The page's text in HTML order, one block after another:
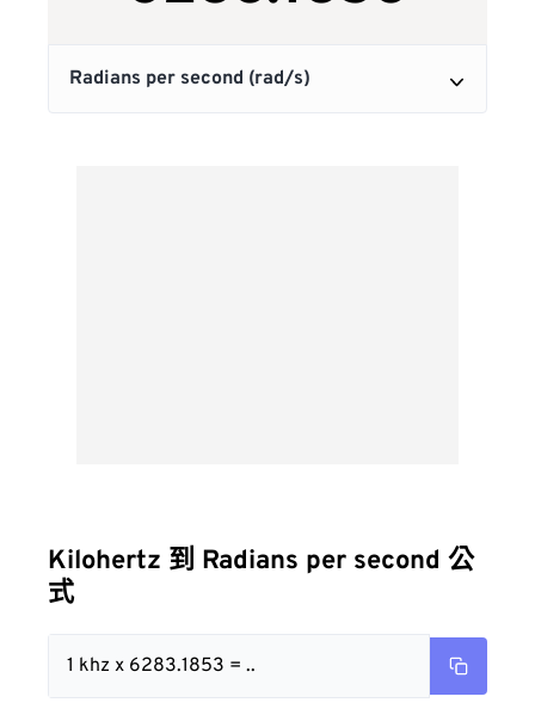
Kilohertz 到 Radians per second 公
式
1 khz x 6283.1853 = ..